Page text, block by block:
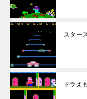
スター
ドラえ